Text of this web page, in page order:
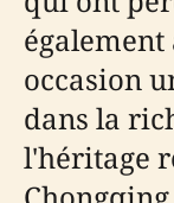
occasion
dans la
l'héritage